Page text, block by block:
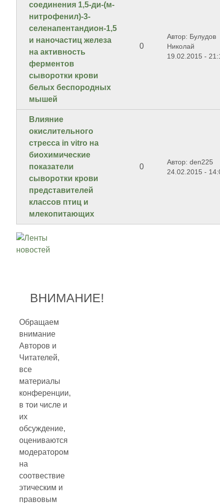
соединения 1,5-ди-(м-
нитрофенил)-3-
селенапентандион-1,5
и наночастиц железа
на активность
ферментов
сыворотки крови
белых беспородных
мышей
0
Автор: Булудов
Николай
19.02.2015 -
Влияние
окислительного
стресса in vitro на
биохимические
показатели
сыворотки крови
представителей
классов птиц и
млекопитающих
0
Автор: den225
24.02.2015 -
ВНИМАНИЕ!
Обращаем
внимание
Авторов и
Читателей,
все
материалы
конференции,
в тои числе и
их
обсуждение,
оцениваются
модератором
на
соотвествие
этическим и
правовым